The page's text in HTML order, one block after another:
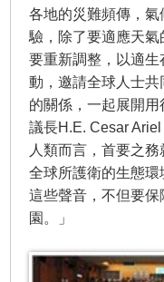
各地的災難頻傳，
驗，除了要適應天
要重新調整，以適
動，邀請全球人士
的關係，一起展開
議長H.E. Cesar
人類而言，首要之
全球所護衛的生態
這些聲音，不但要
園。」